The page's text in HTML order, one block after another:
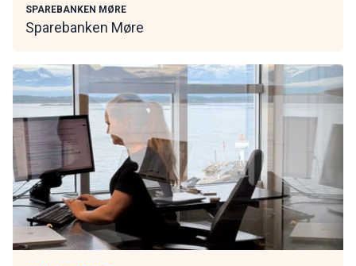
SPAREBANKEN MØRE
Sparebanken Møre